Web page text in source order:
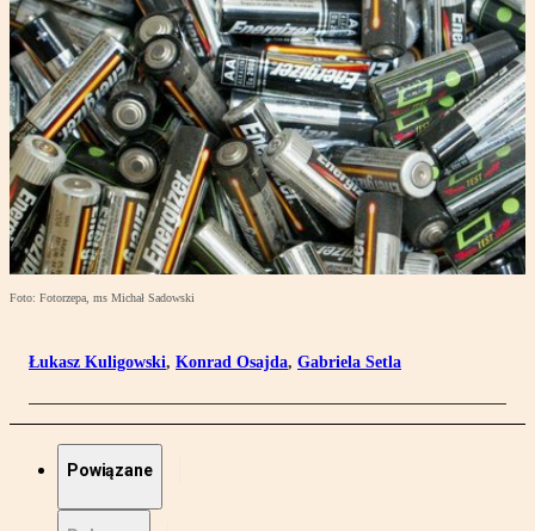
Foto: Fotorzepa, ms Michał Sadowski
Łukasz Kuligowski, Konrad Osajda, Gabriela Setla
Powiązane